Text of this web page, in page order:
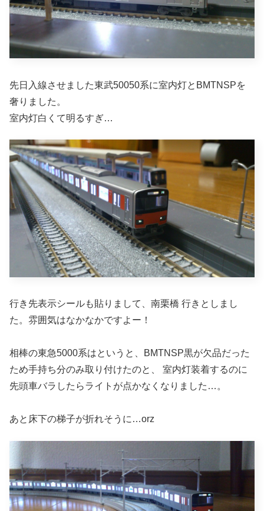
先日入線させました東武50050系に室内灯とBMTNSPを
奢りました。
室内灯白くて明るすぎ…
行き先表示シールも貼りまして、南栗橋 行きとしまし
た。雰囲気はなかなかですよー！
相棒の東急5000系はというと、BMTNSP黒が欠品だった
ため手持ち分のみ取り付けたのと、 室内灯装着するのに
先頭車バラしたらライトが点かなくなりました…。
あと床下の梯子が折れそうに…orz